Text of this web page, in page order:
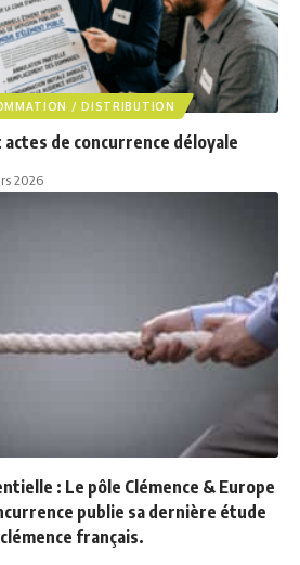
/ DISTRIBUTION
de concurrence déloyale
2026
: Le pôle Clémence & Europe
publie sa dernière étude
français.